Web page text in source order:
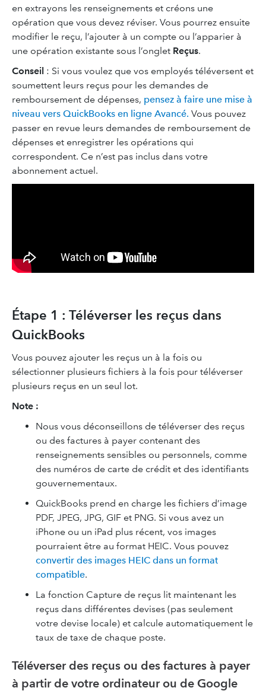
en extrayons les renseignements et créons une
opération que vous devez réviser. Vous pourrez ensuite
modifier le reçu, l’ajouter à un compte ou l’apparier à
une opération existante sous l’onglet Reçus.
Conseil : Si vous voulez que vos employés téléversent et
soumettent leurs reçus pour les demandes de
remboursement de dépenses, pensez à faire une mise à
niveau vers QuickBooks en ligne Avancé. Vous pouvez
passer en revue leurs demandes de remboursement de
dépenses et enregistrer les opérations qui
correspondent. Ce n’est pas inclus dans votre
abonnement actuel.
Étape 1 : Téléverser les reçus dans
QuickBooks
Vous pouvez ajouter les reçus un à la fois ou
sélectionner plusieurs fichiers à la fois pour téléverser
plusieurs reçus en un seul lot.
Note :
Nous vous déconseillons de téléverser des reçus
ou des factures à payer contenant des
renseignements sensibles ou personnels, comme
des numéros de carte de crédit et des identifiants
gouvernementaux.
QuickBooks prend en charge les fichiers d’image
PDF, JPEG, JPG, GIF et PNG. Si vous avez un
iPhone ou un iPad plus récent, vos images
pourraient être au format HEIC. Vous pouvez
convertir des images HEIC dans un format
compatible.
La fonction Capture de reçus lit maintenant les
reçus dans différentes devises (pas seulement
votre devise locale) et calcule automatiquement le
taux de taxe de chaque poste.
Téléverser des reçus ou des factures à payer
à partir de votre ordinateur ou de Google